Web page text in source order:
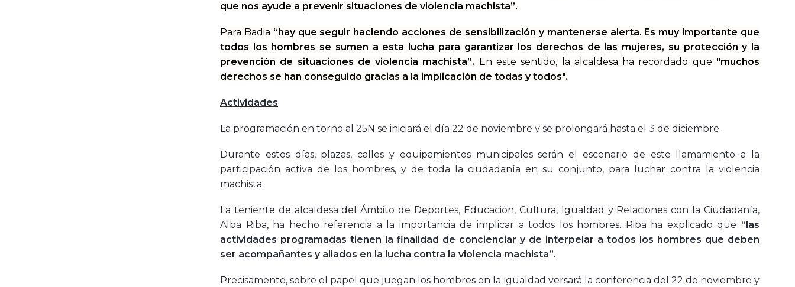
que nos ayude a prevenir situaciones de violencia machista”.
Para Badia “hay que seguir haciendo acciones de sensibilización y mantenerse alerta. Es muy importante que
todos los hombres se sumen a esta lucha para garantizar los derechos de las mujeres, su protección y la
prevención de situaciones de violencia machista”. En este sentido, la alcaldesa ha recordado que "muchos
derechos se han conseguido gracias a la implicación de todas y todos".
Actividades
La programación en torno al 25N se iniciará el día 22 de noviembre y se prolongará hasta el 3 de diciembre.
Durante estos días, plazas, calles y equipamientos municipales serán el escenario de este llamamiento a la
participación activa de los hombres, y de toda la ciudadanía en su conjunto, para luchar contra la violencia
machista.
La teniente de alcaldesa del Ámbito de Deportes, Educación, Cultura, Igualdad y Relaciones con la Ciudadanía,
Alba Riba, ha hecho referencia a la importancia de implicar a todos los hombres. Riba ha explicado que “las
actividades programadas tienen la finalidad de concienciar y de interpelar a todos los hombres que deben
ser acompañantes y aliados en la lucha contra la violencia machista”.
Precisamente, sobre el papel que juegan los hombres en la igualdad versará la conferencia del 22 de noviembre y